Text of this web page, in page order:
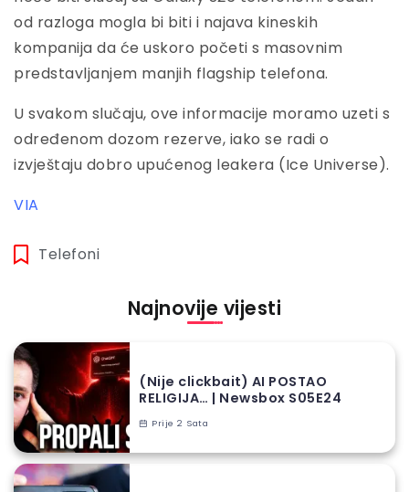
od razloga mogla bi biti i najava kineskih
kompanija da će uskoro početi s masovnim
predstavljanjem manjih flagship telefona.
U svakom slučaju, ove informacije moramo uzeti s
određenom dozom rezerve, iako se radi o
izvještaju dobro upućenog leakera (Ice Universe).
VIA
Telefoni
Najnovije vijesti
(Nije clickbait) AI POSTAO
RELIGIJA… | Newsbox S05E24
Prije 2 Sata